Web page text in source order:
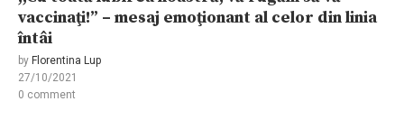
vaccinaţi!” – mesaj emoţionant al celor din linia
întâi
by Florentina Lup
27/10/2021
0 comment